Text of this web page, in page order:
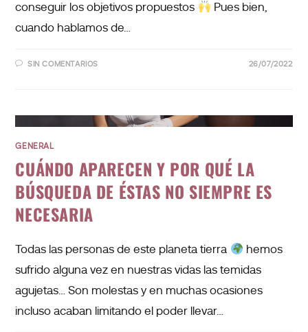
conseguir los objetivos propuestos
Pues bien,
cuando hablamos de…
SIN COMENTARIOS 26/07/2022
GENERAL
CUÁNDO APARECEN Y POR QUÉ LA
BÚSQUEDA DE ÉSTAS NO SIEMPRE ES
NECESARIA
Todas las personas de este planeta tierra
hemos
sufrido alguna vez en nuestras vidas las temidas
agujetas… Son molestas y en muchas ocasiones
incluso acaban limitando el poder llevar…